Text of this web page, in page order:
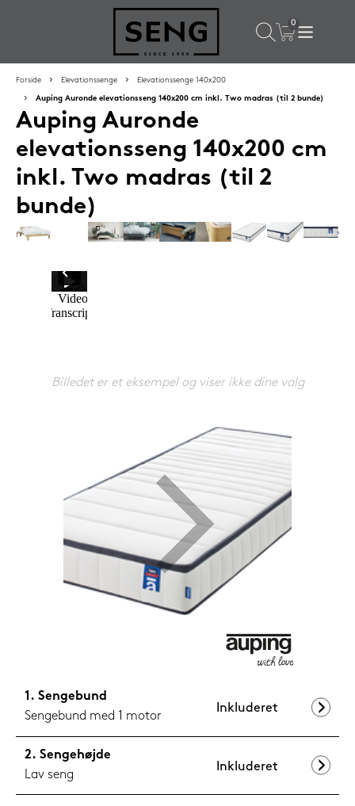
Populære valg til dig
Silvana Support hovedpude 50x65 cm Flourine (blå)
Forside Elevationssenge Elevationssenge 140x200
Auping Auronde elevationsseng 140x200 cm inkl. Two madras (til 2 bunde)
Auping Auronde
elevationsseng 140x200 cm
inkl. Two madras (til 2
bunde)
Billedet er et eksempel og viser ikke dine valg
Sengebund
Sengebund med 1 motor
Inkluderet
Sengehøjde
Lav seng
Inkluderet